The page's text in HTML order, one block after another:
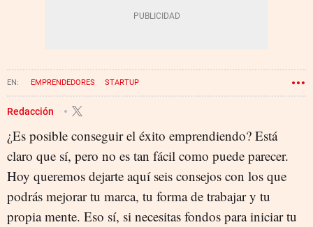
EMPRENDEDORES STARTUP
Redacción
¿Es posible conseguir el éxito emprendiendo? Está
claro que sí, pero no es tan fácil como puede parecer.
Hoy queremos dejarte aquí seis consejos con los que
podrás mejorar tu marca, tu forma de trabajar y tu
propia mente. Eso sí, si necesitas fondos para iniciar tu